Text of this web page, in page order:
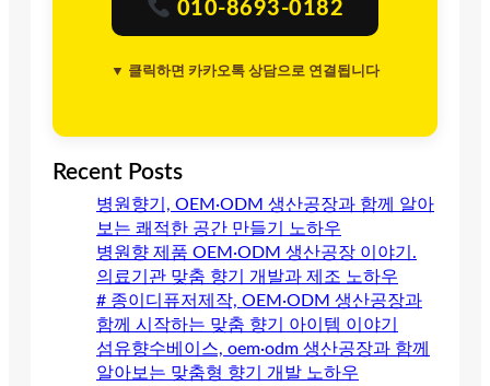
010-8693-0182
▼ 클릭하면 카카오톡 상담으로 연결됩니다
Recent Posts
병원향기, OEM·ODM 생산공장과 함께 알아
보는 쾌적한 공간 만들기 노하우
병원향 제품 OEM·ODM 생산공장 이야기.
의료기관 맞춤 향기 개발과 제조 노하우
# 종이디퓨저제작, OEM·ODM 생산공장과
함께 시작하는 맞춤 향기 아이템 이야기
섬유향수베이스, oem·odm 생산공장과 함께
알아보는 맞춤형 향기 개발 노하우